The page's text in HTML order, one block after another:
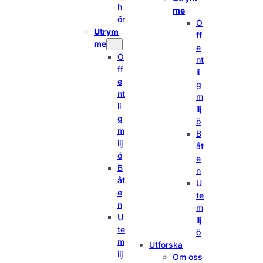
h
ör
Utrym
me
O
ff
e
nt
li
g
m
ilj
ö
B
åt
e
n
U
te
m
ilj
me
O
ff
e
nt
li
g
m
ilj
ö
B
åt
e
n
U
te
m
ilj
ö
Utforska
Om oss